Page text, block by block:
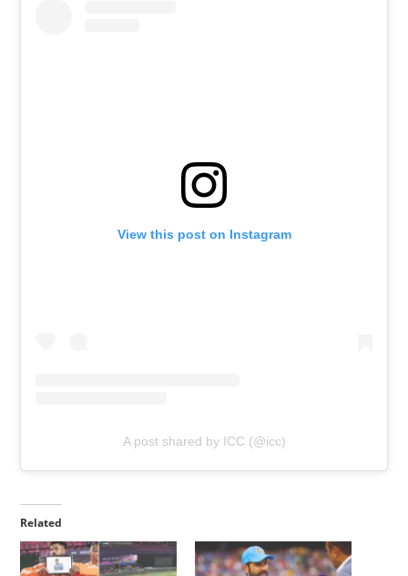
View this post on Instagram
A post shared by ICC (@icc)
Related